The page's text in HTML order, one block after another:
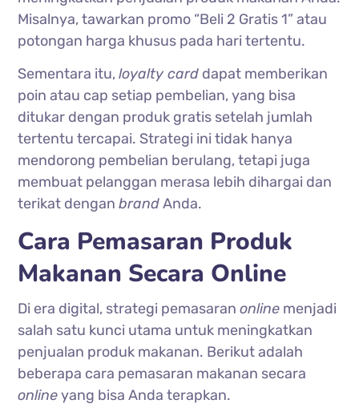
Misalnya, tawarkan promo “Beli 2 Gratis 1” atau
potongan harga khusus pada hari tertentu.
Sementara itu,loyalty card dapat memberikan
poin atau cap setiap pembelian, yang bisa
ditukar dengan produk gratis setelah jumlah
tertentu tercapai. Strategi ini tidak hanya
mendorong pembelian berulang, tetapi juga
membuat pelanggan merasa lebih dihargai dan
terikat denganbrandAnda.
Cara Pemasaran Produk
Makanan Secara Online
Di era digital, strategi pemasaranonline menjadi
salah satu kunci utama untuk meningkatkan
penjualan produk makanan. Berikut adalah
beberapa cara pemasaran makanan secara
onlineyang bisa Anda terapkan.